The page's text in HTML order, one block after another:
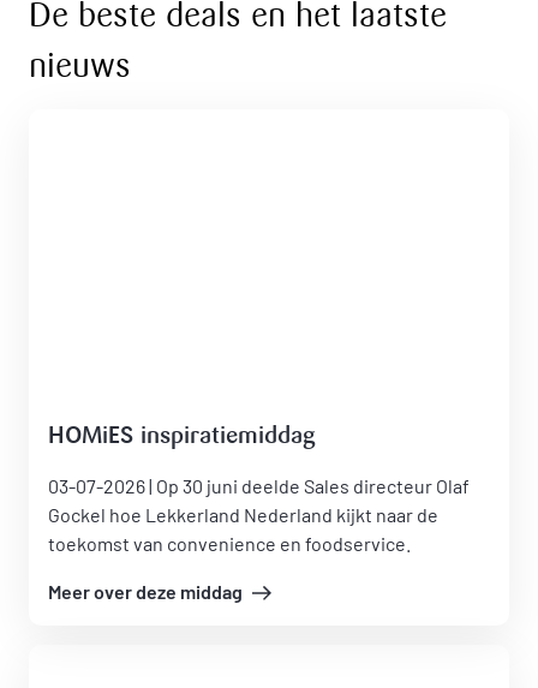
De beste deals en het laatste
nieuws
HOMiES inspiratiemiddag
03-07-2026 | Op 30 juni deelde Sales directeur Olaf
Gockel hoe Lekkerland Nederland kijkt naar de
toekomst van convenience en foodservice.
Meer over deze middag